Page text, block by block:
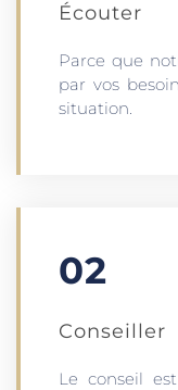
Écouter​
Parce que
par vos
situation.
02
Conseiller
Le conseil